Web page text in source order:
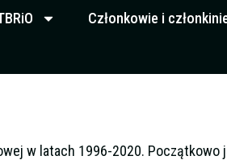
Członkowie i
w latach 1996-2020. Początkowo